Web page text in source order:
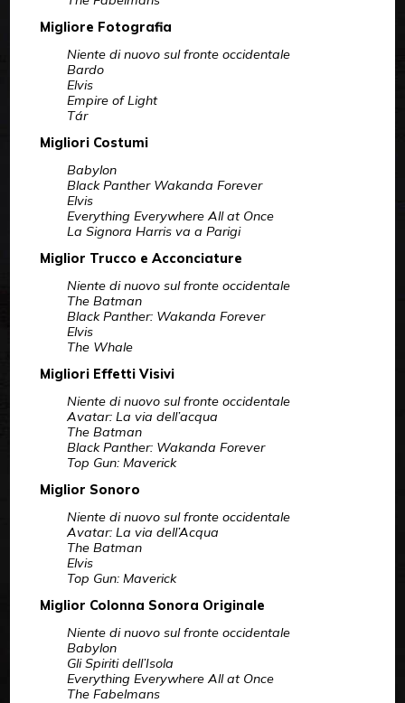
Migliore Fotografia
Niente di nuovo sul fronte occidentale
Bardo
Elvis
Empire of Light
Tár
Migliori Costumi
Babylon
Black Panther Wakanda Forever
Elvis
Everything Everywhere All at Once
La Signora Harris va a Parigi
Miglior Trucco e Acconciature
Niente di nuovo sul fronte occidentale
The Batman
Black Panther: Wakanda Forever
Elvis
The Whale
Migliori Effetti Visivi
Niente di nuovo sul fronte occidentale
Avatar: La via dell’acqua
The Batman
Black Panther: Wakanda Forever
Top Gun: Maverick
Miglior Sonoro
Niente di nuovo sul fronte occidentale
Avatar: La via dell’Acqua
The Batman
Elvis
Top Gun: Maverick
Miglior Colonna Sonora Originale
Niente di nuovo sul fronte occidentale
Babylon
Gli Spiriti dell’Isola
Everything Everywhere All at Once
The Fabelmans